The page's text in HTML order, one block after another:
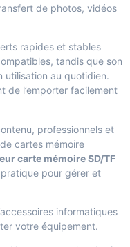
de photos, vidéos
rapides et stables
tandis que son
utilisation au quotidien.
de l’emporter facilement
professionnels et
cartes mémoire
carte mémoire SD/TF
pour gérer et
accessoires informatiques
votre équipement.